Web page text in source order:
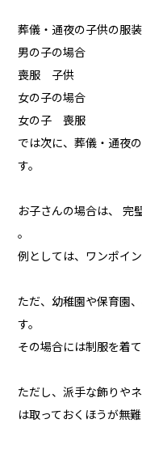
葬儀・通夜の子供の服装
男の子の場合
喪服 子供
女の子の場合
女の子 喪服
では次に、葬儀・通夜
す。
お子さんの場合は、 完
。
例としては、ワンポイ
ただ、幼稚園や保育園
す。
その場合には制服を着
ただし、派手な飾りや
は取っておくほうが無難